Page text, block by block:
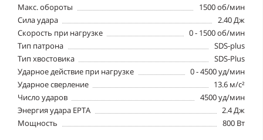
Макс. обороты
1500 об/мин
Сила удара
2.40 Дж
Скорость при нагрузке
0 - 1500 об/мин
Тип патрона
SDS-plus
Тип хвостовика
SDS-Plus
Ударное действие при нагрузке
0 - 4500 уд/мин
Ударное сверление
13.6 м/c²
Число ударов
4500 уд/мин
Энергия удара EPTA
2.4 Дж
Мощность
800 Вт